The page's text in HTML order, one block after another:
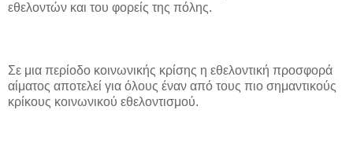
εθελοντών και του φορείς της πόλης.
Σε μια περίοδο κοινωνικής κρίσης η εθελοντική προσφορά
αίματος αποτελεί για όλους έναν από τους πιο σημαντικούς
κρίκους κοινωνικού εθελοντισμού.